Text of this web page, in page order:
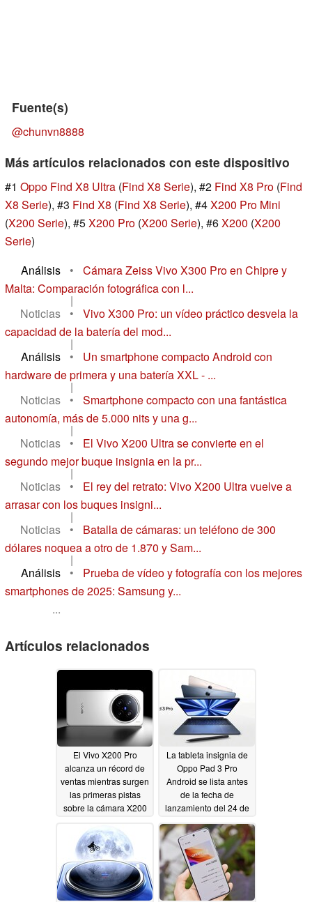
Fuente(s)
@chunvn8888
Más artículos relacionados con este dispositivo
#1 Oppo Find X8 Ultra (Find X8 Serie), #2 Find X8 Pro (Find
X8 Serie), #3 Find X8 (Find X8 Serie), #4X200 Pro Mini
(X200 Serie), #5X200 Pro (X200 Serie), #6X200 (X200
Serie)
Análisis
•
Cámara Zeiss Vivo X300 Pro en Chipre y
Malta: Comparación fotográfica con l...
|
Noticias
•
Vivo X300 Pro: un vídeo práctico desvela la
capacidad de la batería del mod...
|
Análisis
•
Un smartphone compacto Android con
hardware de primera y una batería XXL - ...
|
Noticias
•
Smartphone compacto con una fantástica
autonomía, más de 5.000 nits y una g...
|
Noticias
•
El Vivo X200 Ultra se convierte en el
segundo mejor buque insignia en la pr...
|
Noticias
•
El rey del retrato: Vivo X200 Ultra vuelve a
arrasar con los buques insigni...
|
Noticias
•
Batalla de cámaras: un teléfono de 300
dólares noquea a otro de 1.870 y Sam...
|
Análisis
•
Prueba de vídeo y fotografía con los mejores
smartphones de 2025: Samsung y...
...
Artículos relacionados
El Vivo X200 Pro
alcanza un récord de
ventas mientras surgen
las primeras pistas
sobre la cámara X200
La tableta insignia de
Oppo Pad 3 Pro
Android se lista antes
de la fecha de
lanzamiento del 24 de
octubre10/14/2024